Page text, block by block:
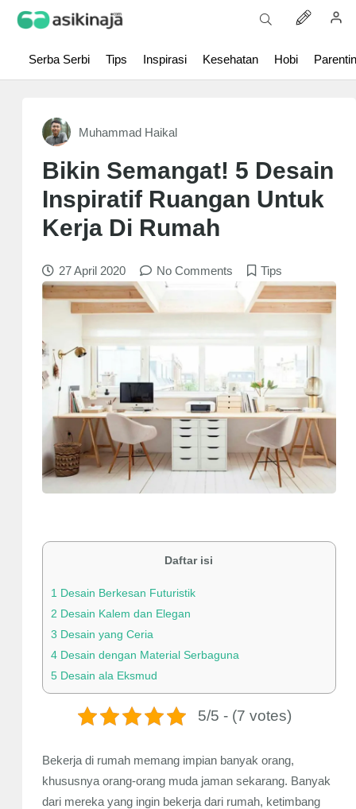
Serba Serbi Tips Inspirasi Kesehatan Hobi
Muhammad Haikal
Bikin Semangat! 5 Desain
Inspiratif Ruangan Untuk
Kerja Di Rumah
27 April 2020 No Comments Tips
Daftar isi
1 Desain Berkesan Futuristik
2 Desain Kalem dan Elegan
3 Desain yang Ceria
4Desain dengan Material Serbaguna
5Desain ala Eksmud
5/5 - (7 votes)
Bekerja di rumah memang impian banyak orang,
khususnya orang-orang muda jaman sekarang. Banyak
dari mereka yang ingin bekerja dari rumah, ketimbang